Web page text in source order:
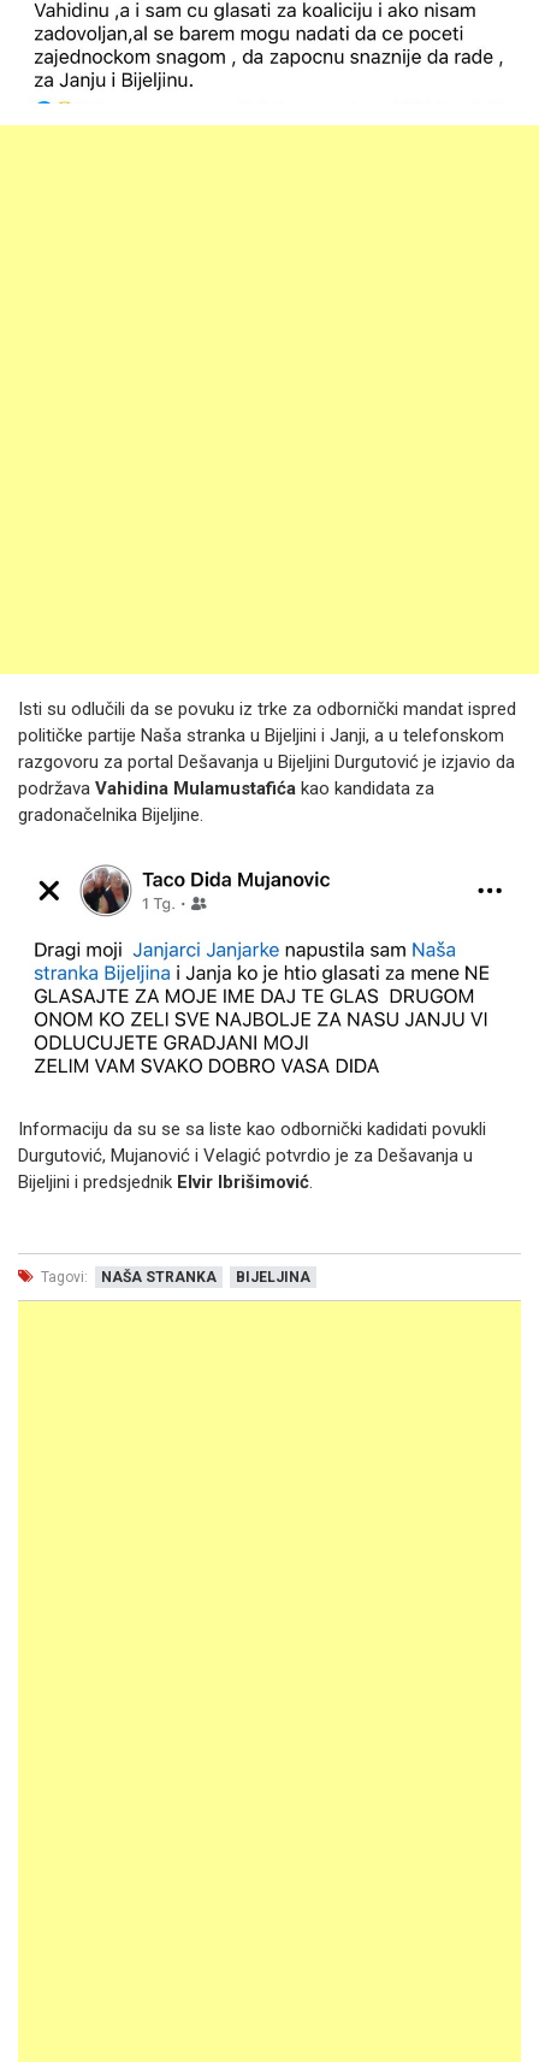
Isti su odlučili da se povuku iz trke za odbornički mandat ispred
političke partije Naša stranka u Bijeljini i Janji, a u telefonskom
razgovoru za portal Dešavanja u Bijeljini Durgutović je izjavio da
podržava Vahidina Mulamustafića kao kandidata za
gradonačelnika Bijeljine.
Informaciju da su se sa liste kao odbornički kadidati povukli
Durgutović, Mujanović i Velagić potvrdio je za Dešavanja u
Bijeljini i predsjednik Elvir Ibrišimović.
Tagovi: NAŠA STRANKA BIJELJINA